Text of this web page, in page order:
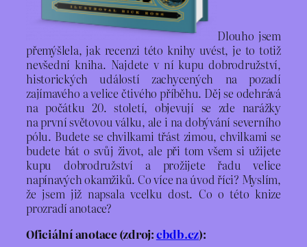
Dlouho jsem
přemýšlela, jak recenzi této knihy uvést, je to totiž
nevšední kniha. Najdete v ní kupu dobrodružství,
historických událostí zachycených na pozadí
zajímavého a velice čtivého příběhu. Děj se odehrává
na počátku 20. století, objevují se zde narážky
na první světovou válku, ale i na dobývání severního
pólu. Budete se chvilkami třást zimou, chvilkami se
budete bát o svůj život, ale při tom všem si užijete
kupu dobrodružství a prožijete řadu velice
napínavých okamžiků. Co více na úvod říci? Myslím,
že jsem již napsala vcelku dost. Co o této knize
prozradí anotace?
Oficiální anotace (zdroj:cbdb.cz):